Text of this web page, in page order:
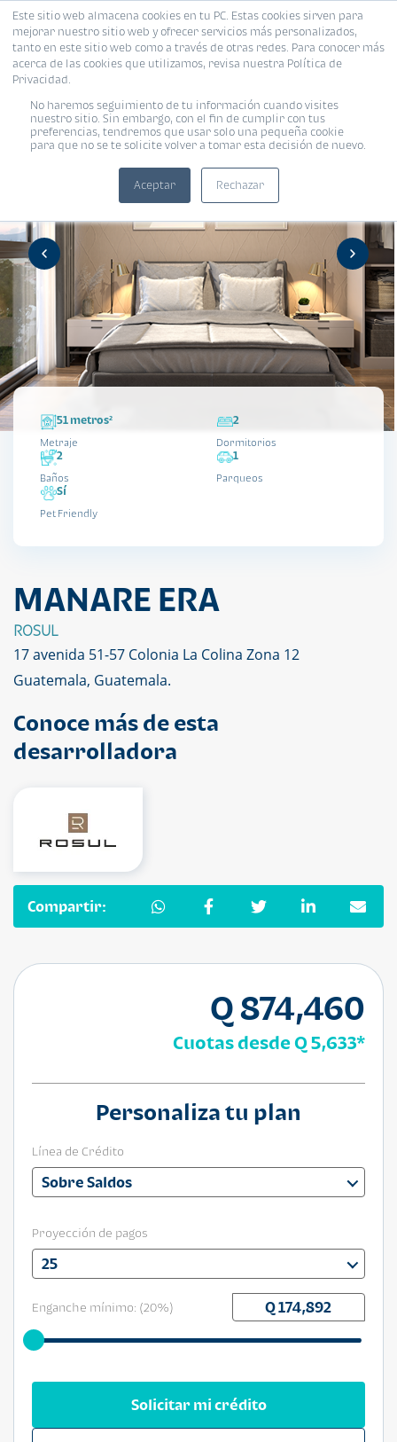
Este sitio web almacena cookies en tu PC. Estas cookies sirven para
mejorar nuestro sitio web y ofrecer servicios más personalizados,
tanto en este sitio web como a través de otras redes. Para conocer más
acerca de las cookies que utilizamos, revisa nuestra Política de
Privacidad.
No haremos seguimiento de tu información cuando visites
nuestro sitio. Sin embargo, con el fin de cumplir con tus
preferencias, tendremos que usar solo una pequeña cookie
para que no se te solicite volver a tomar esta decisión de nuevo.
Aceptar Rechazar
51 metros²
Metraje
2
Dormitorios
2
Baños
1
Parqueos
Sí
Pet Friendly
MANARE ERA
ROSUL
17 avenida 51-57 Colonia La Colina Zona 12
Guatemala, Guatemala.
Conoce más de esta
desarrolladora
Compartir:
Q 874,460
Cuotas desdeQ 5,633*
Personaliza tu plan
Línea de Crédito
Sobre Saldos
Proyección de pagos
25
Enganche mínimo: (20%)
Solicitar mi crédito